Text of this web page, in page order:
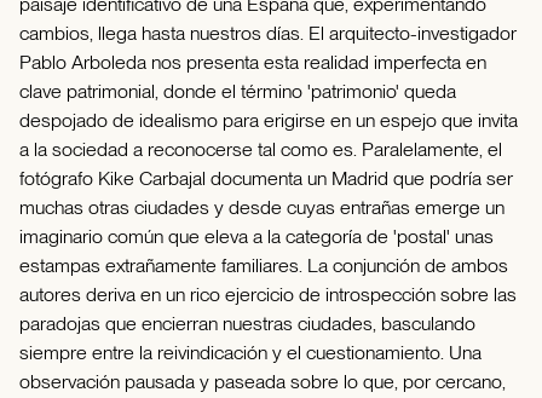
paisaje identificativo de una España que, experimentando
cambios, llega hasta nuestros días. El arquitecto-investigador
Pablo Arboleda nos presenta esta realidad imperfecta en
clave patrimonial, donde el término 'patrimonio' queda
despojado de idealismo para erigirse en un espejo que invita
a la sociedad a reconocerse tal como es. Paralelamente, el
fotógrafo Kike Carbajal documenta un Madrid que podría ser
muchas otras ciudades y desde cuyas entrañas emerge un
imaginario común que eleva a la categoría de 'postal' unas
estampas extrañamente familiares. La conjunción de ambos
autores deriva en un rico ejercicio de introspección sobre las
paradojas que encierran nuestras ciudades, basculando
siempre entre la reivindicación y el cuestionamiento. Una
observación pausada y paseada sobre lo que, por cercano,